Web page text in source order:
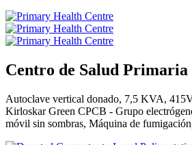
Centro de Salud Primaria
Autoclave vertical donado, 7,5 KVA,
Kirloskar Green CPCB - Grupo
móvil sin sombras, Máquina de